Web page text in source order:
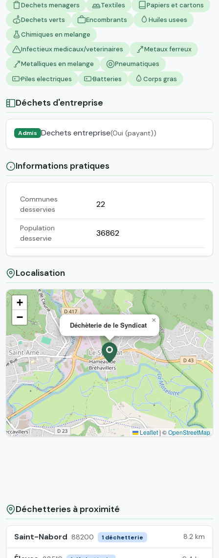
Dechets menagers Textiles
Papiers et cartons
Dechets verts
Encombrants
Huiles usees
Chimiques en melange
Infectieux medicaux/veterinaires
Metaux ferreux
Metalliques en melange
Pneumatiques
Piles electriques
Batteries Corps gras
Déchets d'entreprise
Admis Dechets entreprise(Oui (payant))
Informations pratiques
Communes
desservies
22
Population
desservie
36862
Localisation
Déchèterie de le Syndicat
×
+
−
Leaflet |©OpenStreetMap
Déchetteries à proximité
Saint-Nabord 88200 1 déchetterie 8.2 km